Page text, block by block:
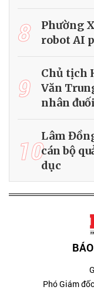
8
Phường
robot AI
9
Chủ tịch
Văn
nhân
10Lâm
cán bộ
dục
Phó Giám